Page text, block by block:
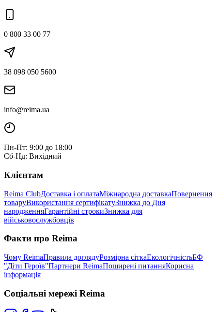
0 800 33 00 77
38 098 050 5600
info@reima.ua
Пн-Пт: 9:00 до 18:00
Сб-Нд: Вихідний
Клієнтам
Reima ClubДоставка і оплатаМіжнародна доставкаПовернення
товаруВикористання сертифікатуЗнижка до Дня
народженняГарантійні строкиЗнижка для
військовослужбовців
Факти про Reima
Чому ReimaПравила доглядуРозмірна сіткаЕкологічністьБФ
"Діти Героїв"Партнери ReimaПоширені питанняКорисна
інформація
Соціальні мережі Reima